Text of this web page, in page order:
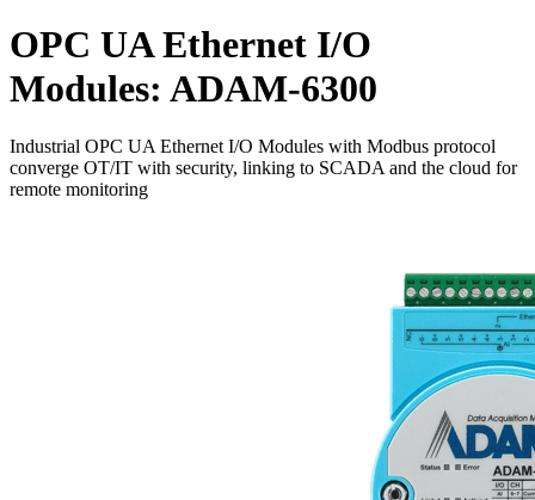
OPC UA Ethernet I/O
Modules: ADAM-6300
Industrial OPC UA Ethernet I/O Modules with Modbus protocol
converge OT/IT with security, linking to SCADA and the cloud for
remote monitoring